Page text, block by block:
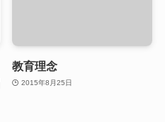
教育理念
2015年8月25日